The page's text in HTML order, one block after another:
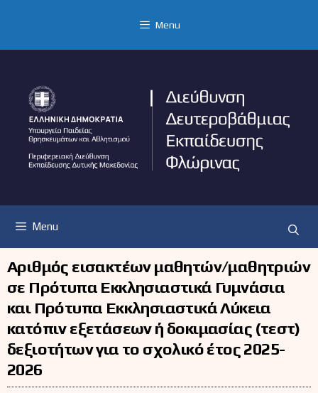
Menu
Menu
Αριθμός εισακτέων μαθητών/μαθητριών
σε Πρότυπα Εκκλησιαστικά Γυμνάσια
και Πρότυπα Εκκλησιαστικά Λύκεια
κατόπιν εξετάσεων ή δοκιμασίας (τεστ)
δεξιοτήτων για το σχολικό έτος 2025-
2026